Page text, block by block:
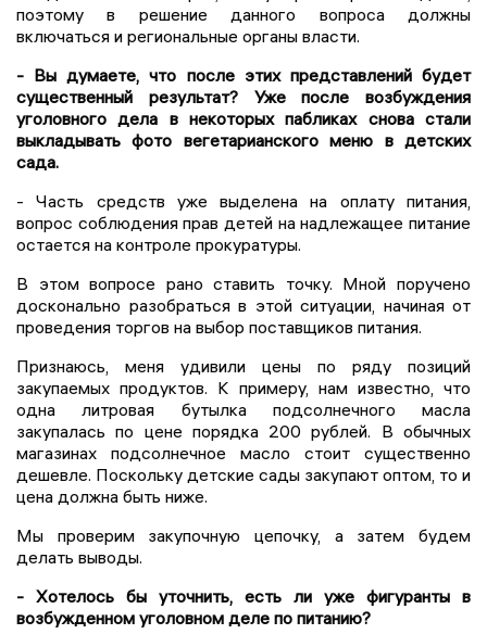
поэтому в решение данного вопроса должны
включаться и региональные органы власти.
- Вы думаете, что после этих представлений будет
существенный результат? Уже после возбуждения
уголовного дела в некоторых пабликах снова стали
выкладывать фото вегетарианского меню в детских
сада.
- Часть средств уже выделена на оплату питания,
вопрос соблюдения прав детей на надлежащее питание
остается на контроле прокуратуры.
В этом вопросе рано ставить точку. Мной поручено
досконально разобраться в этой ситуации, начиная от
проведения торгов на выбор поставщиков питания.
Признаюсь, меня удивили цены по ряду позиций
закупаемых продуктов. К примеру, нам известно, что
одна литровая бутылка подсолнечного масла
закупалась по цене порядка 200 рублей. В обычных
магазинах подсолнечное масло стоит существенно
дешевле. Поскольку детские сады закупают оптом, то и
цена должна быть ниже.
Мы проверим закупочную цепочку, а затем будем
делать выводы.
- Хотелось бы уточнить, есть ли уже фигуранты в
возбужденном уголовном деле по питанию?